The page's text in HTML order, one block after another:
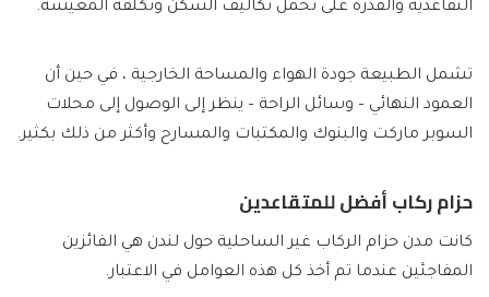
التقاعدية والقدرة على تحمل تكاليف السكن وتكلفة المعيشة.
تشمل الطبيعة جودة الهواء والمساحة الخارجية ، في حين أن
العمود النهائي – وسائل الراحة – ينظر إلى الوصول إلى محلات
السوبر ماركت والبنوك والمكتبات والمسارح وأكثر من ذلك بكثير.
حزام ركاب أفضل للمتقاعدين
كانت مدن حزام الركاب غير الساحلية حول لندن هي الفائزين
المفاجئين عندما تم أخذ كل هذه العوامل في الاعتبار.